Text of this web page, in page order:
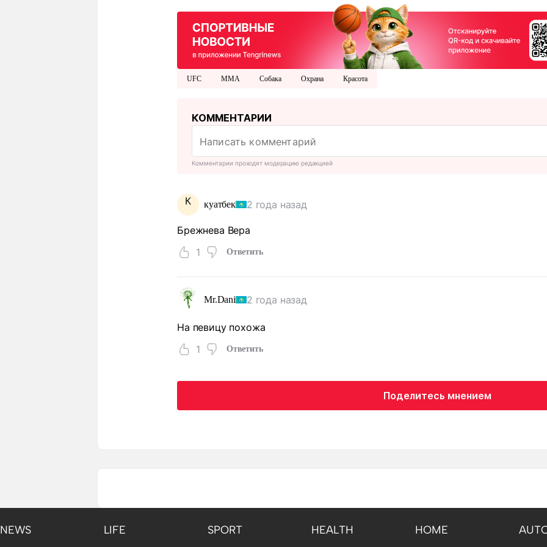
UFC MMA Собака Охрана Красота
КОММЕНТАРИИ
Комментарии проходят модерацию редакцией
К куатбек 2 года назад
Брежнева Вера
1
Ответить
Mr.Dani 2 года назад
На певицу похожа
1
Ответить
Поделитесь мнением
NEWS LIFE SPORT HEALTH HOME